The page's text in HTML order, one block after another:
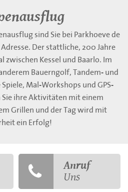
sind Sie bei Parkhoeve de
Der stattliche, 200 Jahre
Kessel und Baarlo. Im
Bauerngolf, Tandem- und
Mal-Workshops und GPS-
ihre Aktivitäten mit einem
Grillen und der Tag wird mit
ein Erfolg!
Anruf
Uns